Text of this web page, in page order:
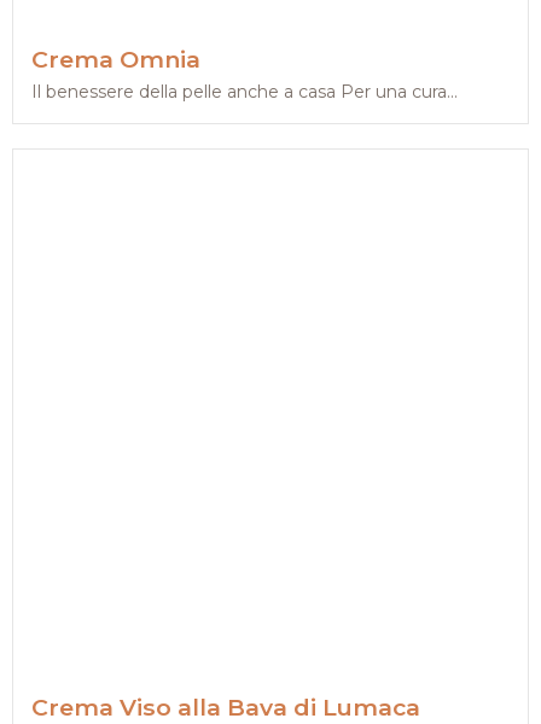
Crema Omnia
Il benessere della pelle anche a casa Per una cura...
Crema Viso alla Bava di Lumaca